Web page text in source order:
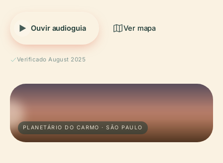
Ouvir audioguia Ver mapa
Verificado August 2025
PLANETÁRIO DO CARMO · SÃO PAULO